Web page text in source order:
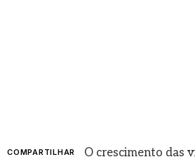
COMPARTILHAR
O crescimento das